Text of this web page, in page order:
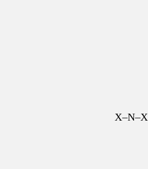
X–N–X